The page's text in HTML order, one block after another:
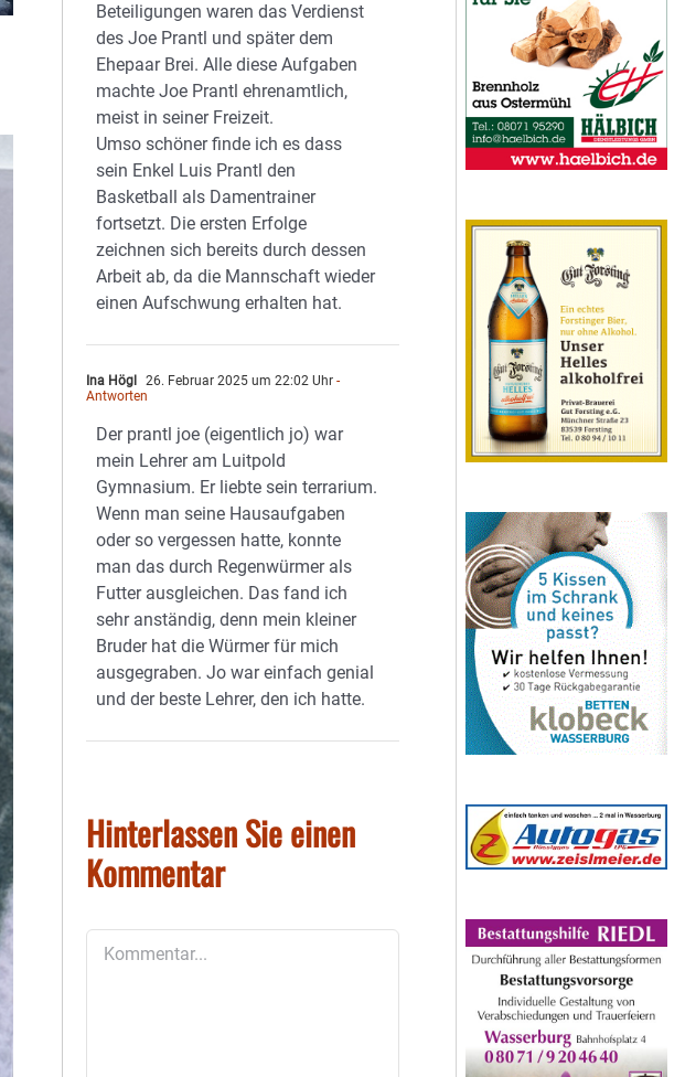
Beteiligungen waren das Verdienst
des Joe Prantl und später dem
Ehepaar Brei. Alle diese Aufgaben
machte Joe Prantl ehrenamtlich,
meist in seiner Freizeit.
Umso schöner finde ich es dass
sein Enkel Luis Prantl den
Basketball als Damentrainer
fortsetzt. Die ersten Erfolge
zeichnen sich bereits durch dessen
Arbeit ab, da die Mannschaft wieder
einen Aufschwung erhalten hat.
Ina Högl 26. Februar 2025 um 22:02 Uhr -
Antworten
Der prantl joe (eigentlich jo) war
mein Lehrer am Luitpold
Gymnasium. Er liebte sein terrarium.
Wenn man seine Hausaufgaben
oder so vergessen hatte, konnte
man das durch Regenwürmer als
Futter ausgleichen. Das fand ich
sehr anständig, denn mein kleiner
Bruder hat die Würmer für mich
ausgegraben. Jo war einfach genial
und der beste Lehrer, den ich hatte.
Hinterlassen Sie einen
Kommentar